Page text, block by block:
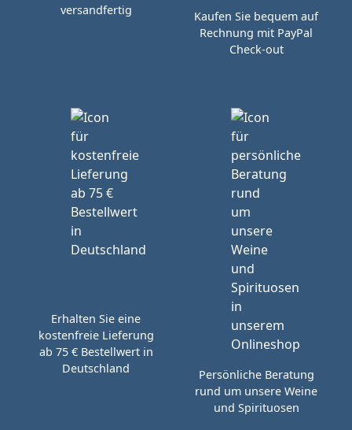
versandfertig
Kaufen Sie bequem auf
Rechnung mit PayPal
Check-out
Erhalten Sie eine
kostenfreie Lieferung
ab 75 € Bestellwert in
Deutschland
Persönliche Beratung
rund um unsere Weine
und Spirituosen